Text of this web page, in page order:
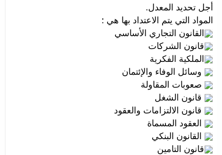
أجل تحديد المعدل.
المواد التي يتم الاعتداد بها هي :
القانون التجاري الأساسي
قانون الشركات
الملكية الفكرية
وسائل الوفاء والإئتمان
صعوبات المقاولة
قانون الشغل
قانون الالتزامات والعقود
العقود المسماة
القانون البنكي
قانون التامين